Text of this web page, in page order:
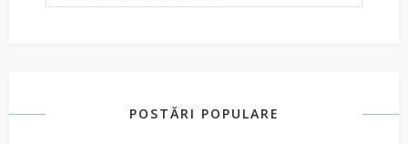
POSTĂRI POPULARE